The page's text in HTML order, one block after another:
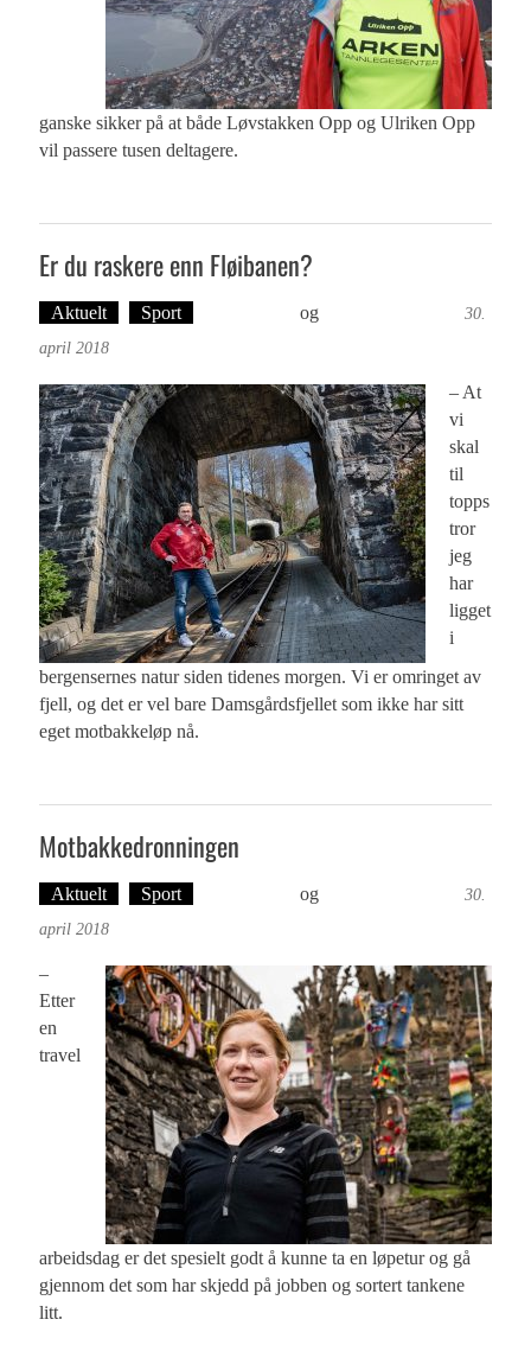
ganske sikker på at både Løvstakken Opp og Ulriken Opp
vil passere tusen deltagere.
Er du raskere enn Fløibanen?
Aktuelt Sport og
30.
april 2018
– At
vi
skal
til
topps
tror
jeg
har
ligget
i
bergensernes natur siden tidenes morgen. Vi er omringet av
fjell, og det er vel bare Damsgårdsfjellet som ikke har sitt
eget motbakkeløp nå.
Motbakkedronningen
Aktuelt Sport og
30.
april 2018
–
Etter
en
travel
arbeidsdag er det spesielt godt å kunne ta en løpetur og gå
gjennom det som har skjedd på jobben og sortert tankene
litt.